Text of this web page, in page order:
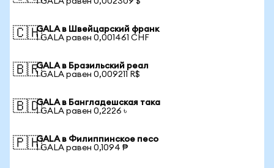
🇨🇭GALA в Швейцарский франк
1 GALA равен 0,001461 CHF
🇧🇷GALA в Бразильский реал
1 GALA равен 0,009211 R$
🇧🇩GALA в Бангладешская така
1 GALA равен 0,2226 ৳
🇵🇭GALA в Филиппинское песо
1 GALA равен 0,1094 ₱